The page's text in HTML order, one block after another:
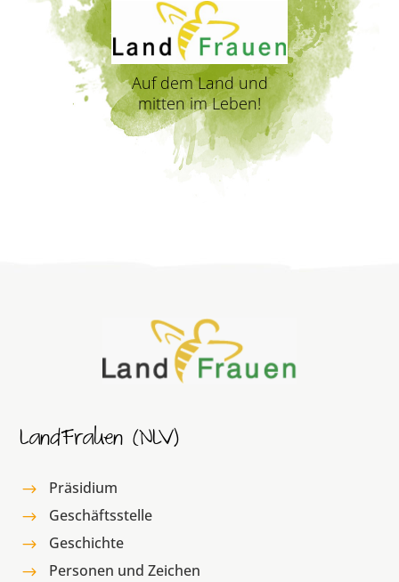
Auf dem Land und
mitten im Leben!
LandFrauen (NLV)
$ Präsidium
$ Geschäftsstelle
$ Geschichte
$ Personen und Zeichen